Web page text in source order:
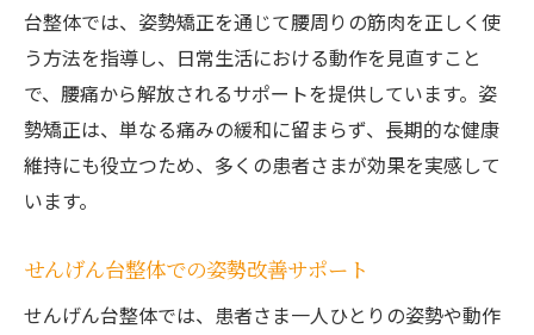
台整体では、姿勢矯正を通じて腰周りの筋肉を正しく使
う方法を指導し、日常生活における動作を見直すこと
で、腰痛から解放されるサポートを提供しています。姿
勢矯正は、単なる痛みの緩和に留まらず、長期的な健康
維持にも役立つため、多くの患者さまが効果を実感して
います。
せんげん台整体での姿勢改善サポート
せんげん台整体では、患者さま一人ひとりの姿勢や動作